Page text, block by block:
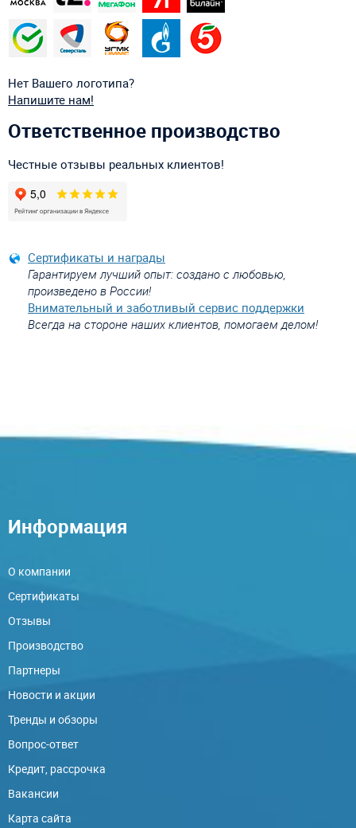
Нет Вашего логотипа?
Напишите нам!
Ответственное производство
Честные отзывы реальных клиентов!
Сертификаты и награды
Гарантируем лучший опыт: создано с любовью,
произведено в России!
Внимательный и заботливый сервис поддержки
Всегда на стороне наших клиентов, помогаем делом!
Информация
О компании
Сертификаты
Отзывы
Производство
Партнеры
Новости и акции
Тренды и обзоры
Вопрос-ответ
Кредит, рассрочка
Вакансии
Карта сайта